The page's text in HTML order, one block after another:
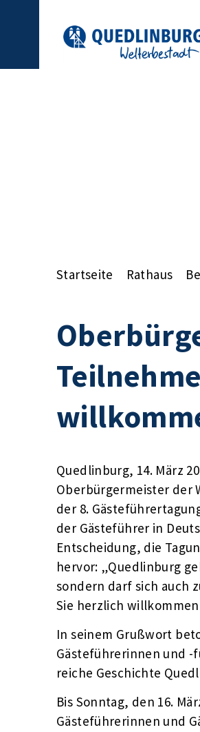
Startseite Rathaus
Quedlinburg, 14. März
Oberbürgermeister der
der 8.
der Gästeführer in
Entscheidung, die
hervor: „Quedlinburg
sondern darf sich auch
Sie herzlich
In seinem Grußwort
Gästeführerinnen und -
reiche Geschichte
Bis Sonntag, den 16.
Gästeführerinnen und